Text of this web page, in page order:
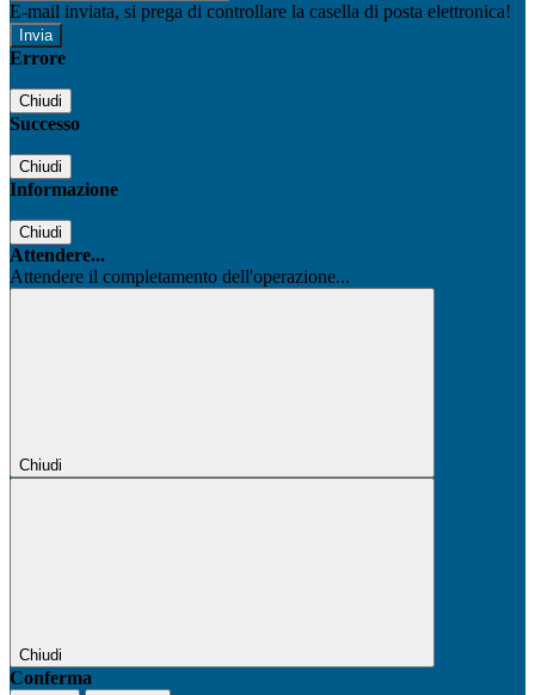
E-mail inviata, si prega di controllare la casella di posta elettronica!
Errore
Chiudi
Successo
Chiudi
Informazione
Chiudi
Attendere...
Attendere il completamento dell'operazione...
Chiudi
Chiudi
Conferma